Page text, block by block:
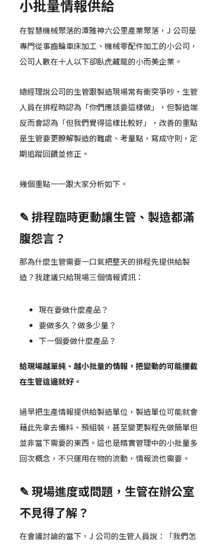
小批量情報供給
在智慧機械聚落的潭雅神六公里產業聚落，J 公司是
專門從事齒輪車床加工、機械零配件加工的小公司，
公司人數在十人以下卻臥虎藏龍的小而美企業。
總經理說公司的生管跟製造現場常有衝突爭吵，生管
人員在排程時認為「你們應該要這樣做」，但製造端
反而會認為「但我們覺得這樣比較好」，改善的重點
是生管要更瞭解製造的難處、考量點，寫成守則，定
期追蹤回饋並修正。
幾個重點一一跟大家分析如下。
✎ 排程臨時更動讓生管、製造都滿
腹怨言？
那為什麼生管需要一口氣把整天的排程先提供給製
造？我建議只給現場三個情報資訊：
現在要做什麼產品？
要做多久？做多少量？
下一個要做什麼產品？
給現場越單純、越小批量的情報，把變動的可能攔截
在生管這邊就好。
過早把生產情報提供給製造單位，製造單位可能就會
藉此先拿去備料、預組裝，甚至變更製程先做簡單但
並非當下需要的東西。這也是精實管理中的小批量多
回次概念，不只運用在物的流動，情報流也需要。
✎ 現場進度或問題，生管在辦公室
不見得了解？
在會議討論的當下，J 公司的生管人員說：「我們怎